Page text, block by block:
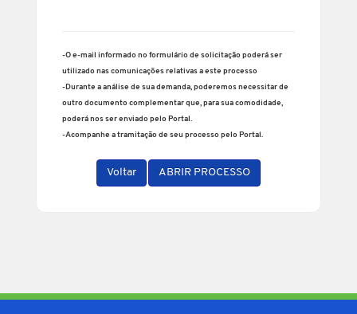
-O e-mail informado no formulário de solicitação poderá ser
utilizado nas comunicações relativas a este processo
-Durante a análise de sua demanda, poderemos necessitar de
outro documento complementar que, para sua comodidade,
poderá nos ser enviado pelo Portal.
-Acompanhe a tramitação de seu processo pelo Portal.
Voltar ABRIR PROCESSO